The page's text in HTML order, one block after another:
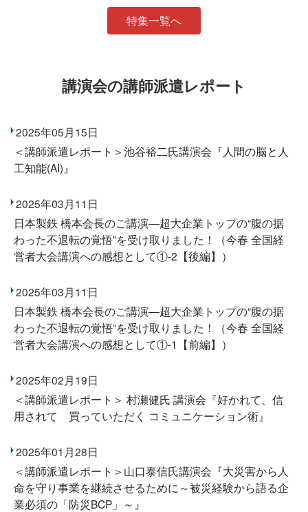
特集一覧へ
講演会の講師派遣レポート
2025年05月15日
＜講師派遣レポート＞池谷裕二氏講演会『人間の脳と人
工知能(AI)』
2025年03月11日
日本製鉄 橋本会長のご講演―超大企業トップの“腹の据
わった不退転の覚悟”を受け取りました！（今春 全国経
営者大会講演への感想として①-2【後編】）
2025年03月11日
日本製鉄 橋本会長のご講演―超大企業トップの“腹の据
わった不退転の覚悟”を受け取りました！（今春 全国経
営者大会講演への感想として①-1【前編】）
2025年02月19日
＜講師派遣レポート＞ 村瀬健氏 講演会『好かれて、信
用されて 買っていただく コミュニケーション術』
2025年01月28日
＜講師派遣レポート＞山口泰信氏講演会『大災害から人
命を守り事業を継続させるために～被災経験から語る企
業必須の「防災BCP」～』